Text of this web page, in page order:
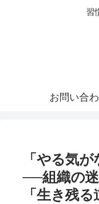
習
お問い合
「やる気
──組織の
「生き残